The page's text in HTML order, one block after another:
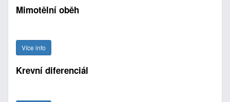
Mimotělní oběh
Více info
Krevní diferenciál